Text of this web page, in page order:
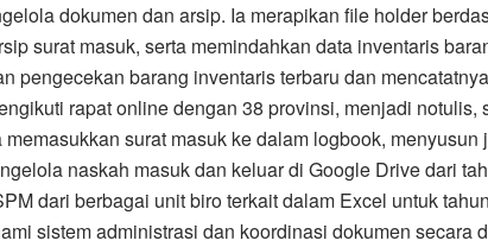
dokumen dan arsip. Ia merapikan file holder
surat masuk, serta memindahkan data inventaris
pengecekan barang inventaris terbaru dan
rapat online dengan 38 provinsi, menjadi notulis,
surat masuk ke dalam logbook,
naskah masuk dan keluar di Google Drive dari
dari berbagai unit biro terkait dalam Excel untuk
sistem administrasi dan koordinasi dokumen secara